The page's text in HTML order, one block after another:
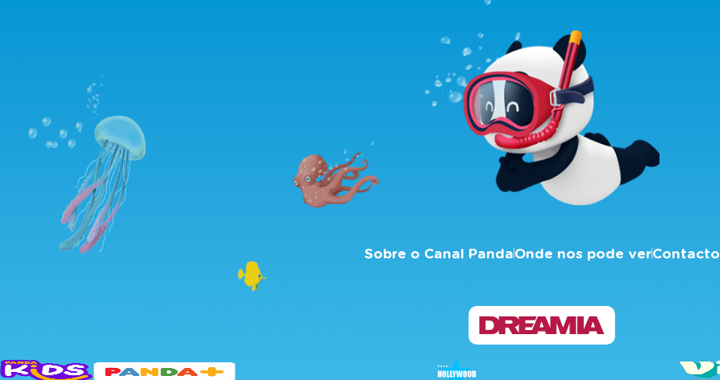
Sobre o Canal PandaOnde nos pode verContacto